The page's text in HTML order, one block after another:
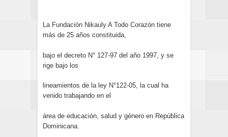
La Fundación Nikauly A Todo Corazón tiene
más de 25 años constituida,
bajo el decreto N° 127-97 del año 1997, y se
rige bajo los
lineamientos de la ley N°122-05, la cual ha
venido trabajando en el
área de educación, salud y género en República
Dominicana.